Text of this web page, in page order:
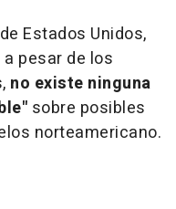
Estados Unidos,
pesar de los
no existe ninguna
sobre posibles
norteamericano.